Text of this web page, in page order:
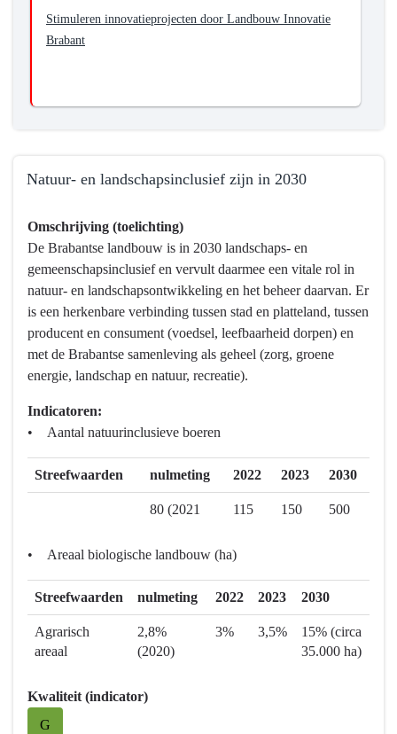
Stimuleren innovatieprojecten door Landbouw Innovatie
Brabant
Natuur- en landschapsinclusief zijn in 2030
naar
navigatie
Programma
Landbouw
voedsel
Hebben
bereikt
bereiken?
Natuur-
landschapsinclusief
2030
Omschrijving (toelichting)
De Brabantse landbouw is in 2030 landschaps- en
gemeenschapsinclusief en vervult daarmee een vitale rol in
natuur- en landschapsontwikkeling en het beheer daarvan. Er
is een herkenbare verbinding tussen stad en platteland, tussen
producent en consument (voedsel, leefbaarheid dorpen) en
met de Brabantse samenleving als geheel (zorg, groene
energie, landschap en natuur, recreatie).
Indicatoren:
• Aantal natuurinclusieve boeren
Streefwaarden nulmeting 2022 2023 2030
80 (2021 115 150 500
• Areaal biologische landbouw (ha)
Streefwaarden nulmeting 2022 2023 2030
Agrarisch
areaal
2,8%
(2020)
3% 3,5%
15% (circa
35.000 ha)
Kwaliteit (indicator)
G